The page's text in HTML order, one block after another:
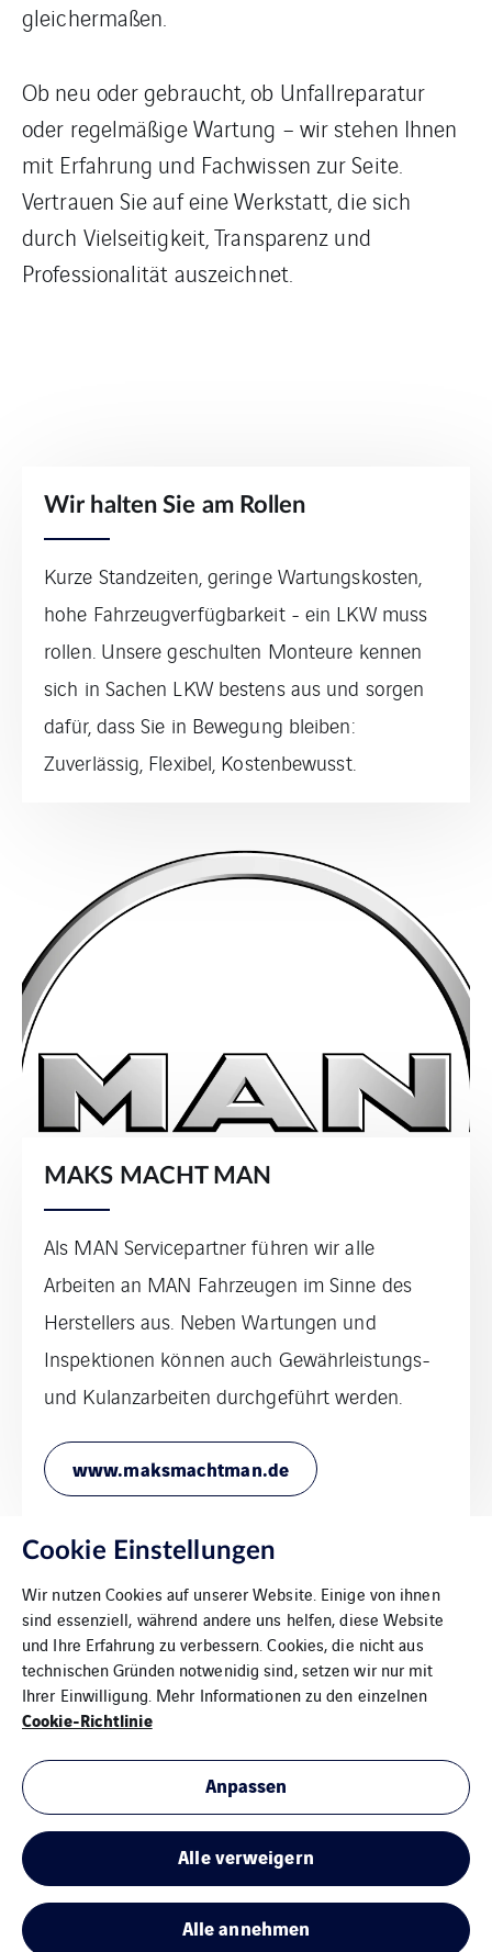
gleichermaßen.
Ob neu oder gebraucht, ob Unfallreparatur
oder regelmäßige Wartung – wir stehen Ihnen
mit Erfahrung und Fachwissen zur Seite.
Vertrauen Sie auf eine Werkstatt, die sich
durch Vielseitigkeit, Transparenz und
Professionalität auszeichnet.
Wir halten Sie am Rollen
Kurze Standzeiten, geringe Wartungskosten,
hohe Fahrzeugverfügbarkeit - ein LKW muss
rollen. Unsere geschulten Monteure kennen
sich in Sachen LKW bestens aus und sorgen
dafür, dass Sie in Bewegung bleiben:
Zuverlässig, Flexibel, Kostenbewusst.
MAKS MACHT MAN
Als MAN Servicepartner führen wir alle
Arbeiten an MAN Fahrzeugen im Sinne des
Herstellers aus. Neben Wartungen und
Inspektionen können auch Gewährleistungs-
und Kulanzarbeiten durchgeführt werden.
www.maksmachtman.de
Downloads
Impressum
Datenschutzerklärung
Cookies
VINCI Energies: Ethik- und Menschenrechte
Cookie Einstellungen
Wir nutzen Cookies auf unserer Website. Einige von ihnen
sind essenziell, während andere uns helfen, diese Website
und Ihre Erfahrung zu verbessern. Cookies, die nicht aus
technischen Gründen notwenidig sind, setzen wir nur mit
Ihrer Einwilligung. Mehr Informationen zu den einzelnen
Cookie-Richtlinie
Anpassen
Alle verweigern
Alle annehmen